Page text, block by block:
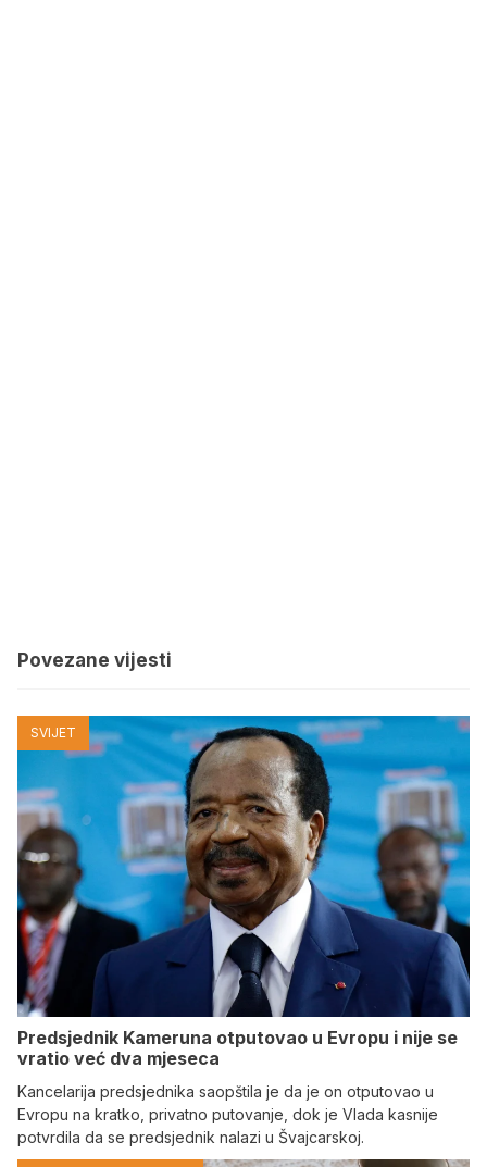
Povezane vijesti
SVIJET
Predsjednik Kameruna otputovao u Evropu i nije se
vratio već dva mjeseca
Kancelarija predsjednika saopštila je da je on otputovao u
Evropu na kratko, privatno putovanje, dok je Vlada kasnije
potvrdila da se predsjednik nalazi u Švajcarskoj.